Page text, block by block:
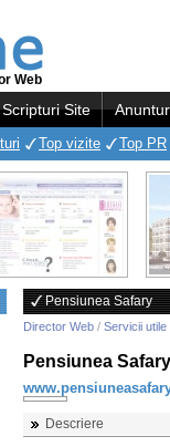
Web
Scripturi Site
Top vizite Top PR
Pensiunea Safary
Director Web / Servicii utile
Pensiunea Safary
Descriere